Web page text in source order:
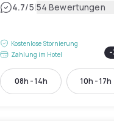
4.7/5|54 Bewertungen
Kostenlose Stornierung
Zahlung im Hotel
-
08h - 14h 10h - 17h